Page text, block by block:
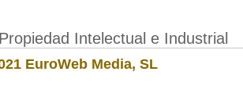
Intelectual e Industrial
EuroWeb Media, SL